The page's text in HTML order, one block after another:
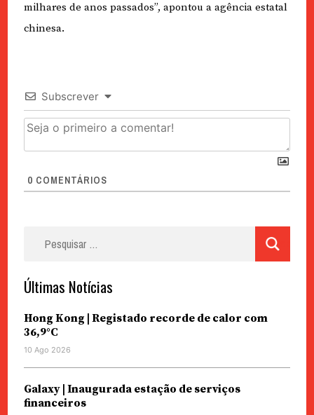
milhares de anos passados”, apontou a agência estatal
chinesa.
Subscrever
0 COMENTÁRIOS
Últimas Notícias
Hong Kong | Registado recorde de calor com
36,9°C
10 Ago 2026
Galaxy | Inaugurada estação de serviços
financeiros